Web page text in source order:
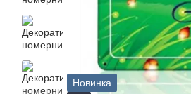
Новинка